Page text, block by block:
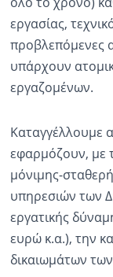
εργασίας,
προβλεπόμενες
υπάρχουν
εργαζομένων.
Καταγγέλλουμε
εφαρμόζουν, με
μόνιμης-
υπηρεσιών των
εργατικής
ευρώ κ.α.), την
δικαιωμάτων